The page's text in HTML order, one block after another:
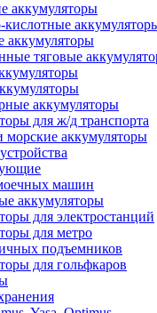
аккумуляторы
тяговые
аккумуляторы
для ж/д транспорта
морские аккумуляторы
машин
аккумуляторы
для электростанций
для метро
подъемников
для гольфкаров